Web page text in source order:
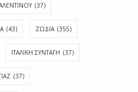
(37)
(43) ΖΩΔΙΑ (355)
ΙΤΑΛΙΚΗ ΣΥΝΤΑΓΗ (37)
(37)